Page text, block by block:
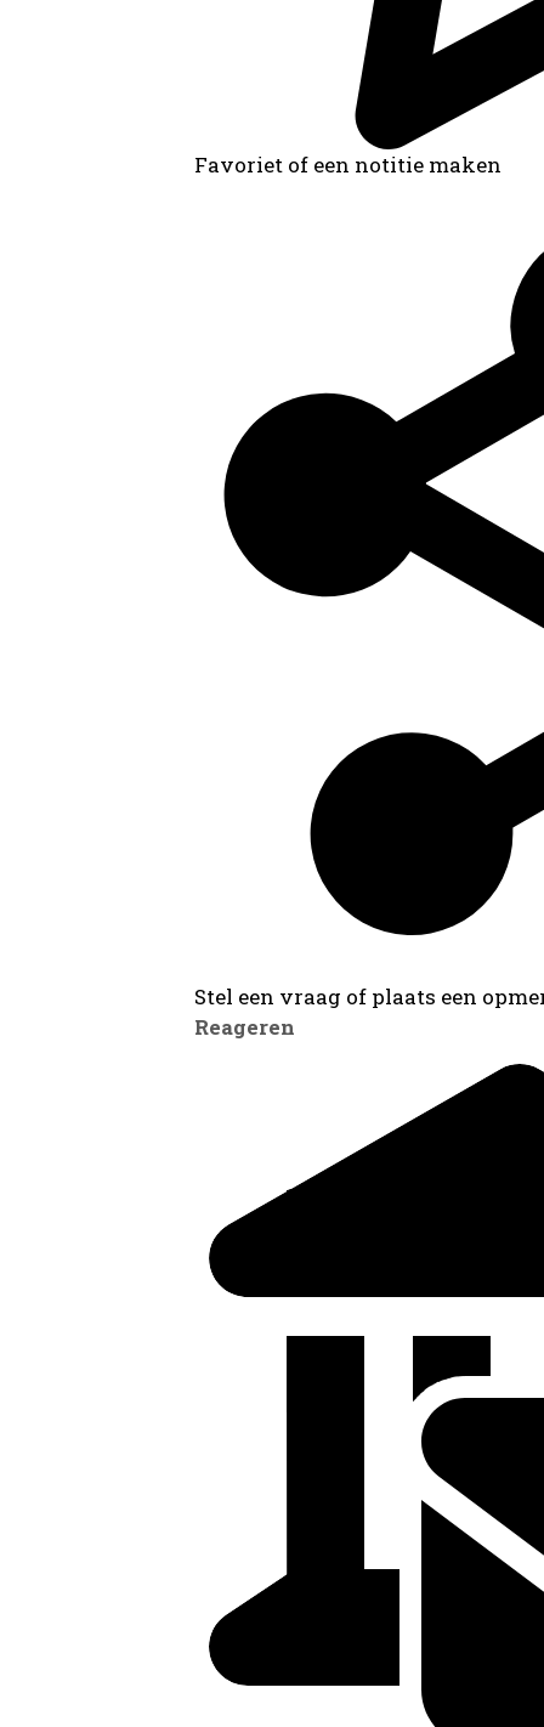
Favoriet of een notitie maken
Stel een vraag of plaats een
Reageren